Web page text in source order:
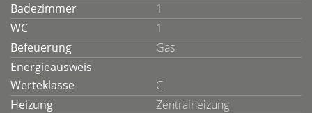
Badezimmer
1
WC
1
Befeuerung
Gas
Energieausweis
Werteklasse
C
Heizung
Zentralheizung